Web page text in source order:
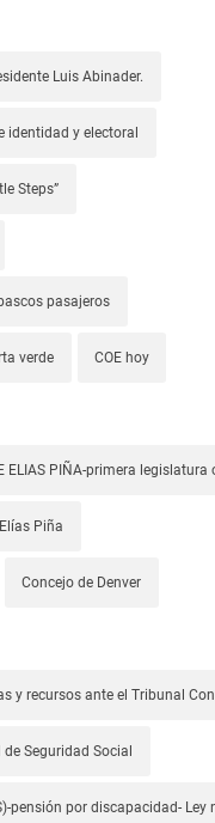
Luis Abinader.
identidad y electoral
Steps”
pasajeros
verde COE hoy
ELIAS PIÑA-primera legislatura
Piña
Concejo de Denver
y recursos ante el Tribunal
Seguridad Social
pensión por discapacidad- Ley